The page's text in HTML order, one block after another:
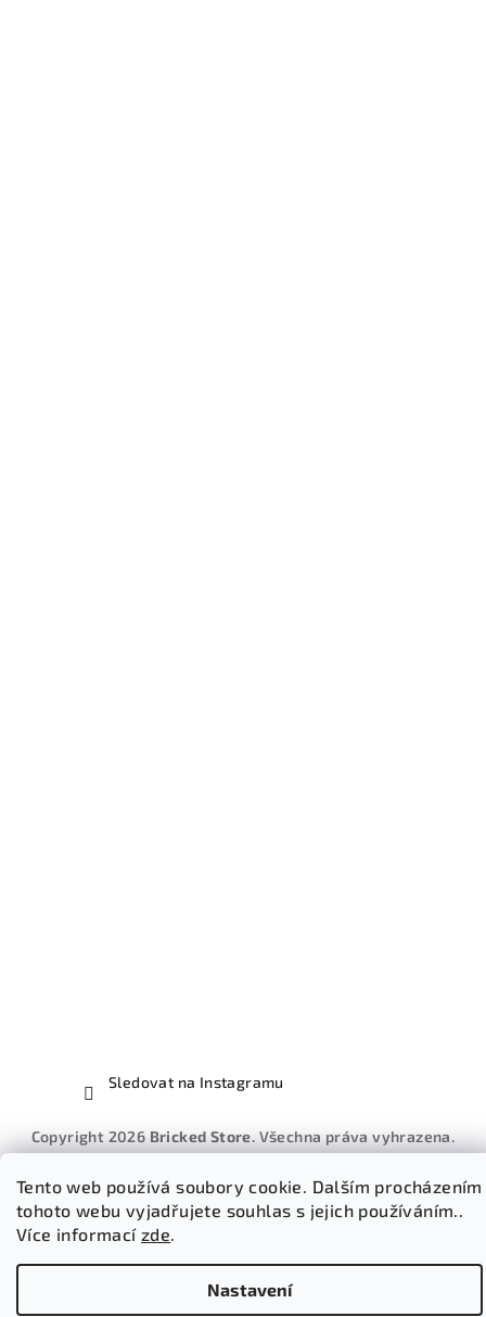
Tento web používá soubory cookie. Dalším procházením
tohoto webu vyjadřujete souhlas s jejich používáním..
Více informacízde.
Nastavení
Sledovat na Instagramu
Copyright 2026 Bricked Store. Všechna práva vyhrazena.
Vytvořil Shoptet